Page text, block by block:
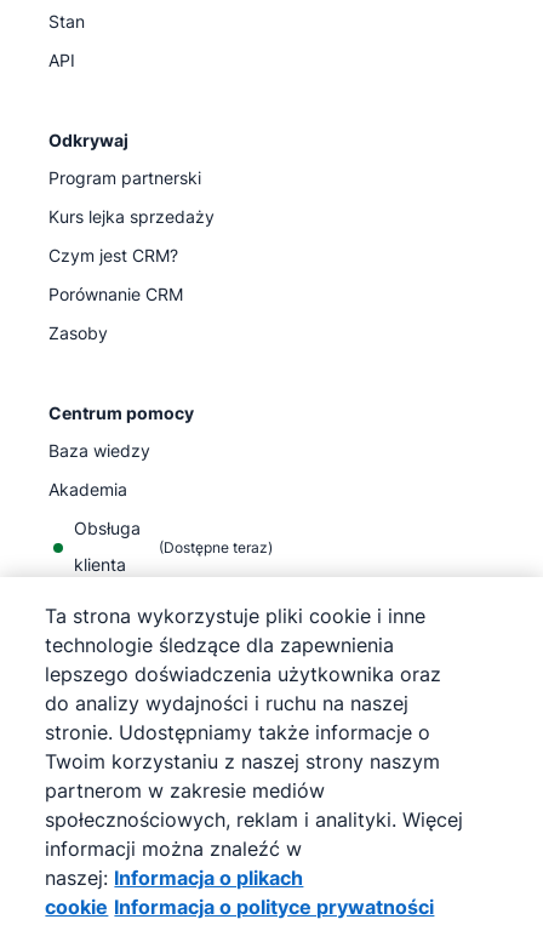
Stan
API
Odkrywaj
Program partnerski
Kurs lejka sprzedaży
Czym jest CRM?
Porównanie CRM
Zasoby
Centrum pomocy
Baza wiedzy
Akademia
Obsługa
klienta
(Dostępne teraz)
© 2026Pipedrive
Pipedrive
Warunki korzystania z usługi
Pipedrive
Informacja o polityce prywatności
Mapa strony
Informacja o plikach cookie
Preferencje plików cookie
Pipedrive to internetowy CRM sprzedaży.
Ta strona wykorzystuje pliki cookie i inne
technologie śledzące dla zapewnienia
lepszego doświadczenia użytkownika oraz
do analizy wydajności i ruchu na naszej
stronie. Udostępniamy także informacje o
Twoim korzystaniu z naszej strony naszym
partnerom w zakresie mediów
społecznościowych, reklam i analityki. Więcej
informacji można znaleźć w
naszej: Informacja o plikach
cookie Informacja o polityce prywatności